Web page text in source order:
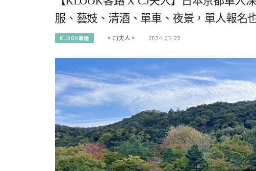
服、藝妓、清酒、單車、夜景，單人報名
KLOOK專題 。CJ夫人。 2024-05-22